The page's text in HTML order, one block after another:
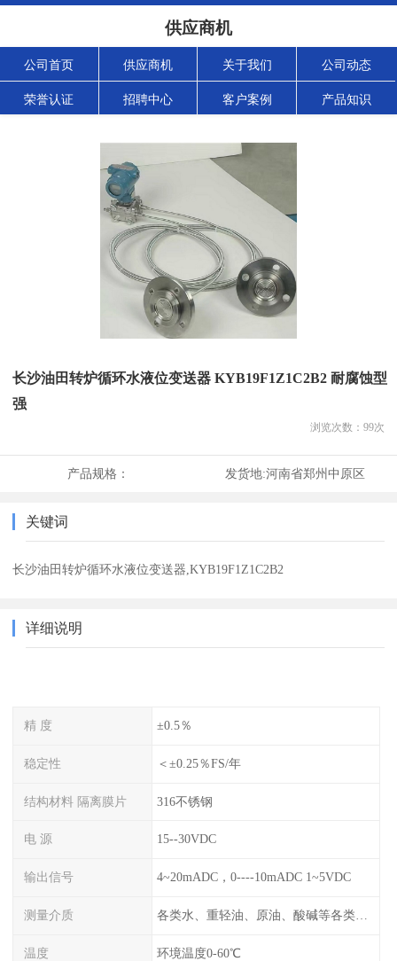
供应商机
公司首页 供应商机 关于我们 公司动态
荣誉认证 招聘中心 客户案例 产品知识
长沙油田转炉循环水液位变送器 KYB19F1Z1C2B2 耐腐蚀型
强
浏览次数： 99次
产品规格： 发货地:河南省郑州中原区
关键词
长沙油田转炉循环水液位变送器,KYB19F1Z1C2B2
详细说明
精 度 ±0.5％
稳定性 ＜±0.25％FS/年
结构材料 隔离膜片 316不锈钢
电 源 15--30VDC
输出信号 4~20mADC，0----10mADC 1~5VDC
测量介质 各类水、重轻油、原油、酸碱等各类腐蚀液
温度 环境温度0-60℃